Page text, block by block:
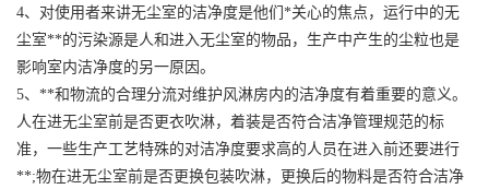
4、对使用者来讲无尘室的洁净度是他们*关心的焦点，运行中的无
尘室**的污染源是人和进入无尘室的物品，生产中产生的尘粒也是
影响室内洁净度的另一原因。
5、**和物流的合理分流对维护风淋房内的洁净度有着重要的意义。
人在进无尘室前是否更衣吹淋，着装是否符合洁净管理规范的标
准，一些生产工艺特殊的对洁净度要求高的人员在进入前还要进行
**;物在进无尘室前是否更换包装吹淋，更换后的物料是否符合洁净